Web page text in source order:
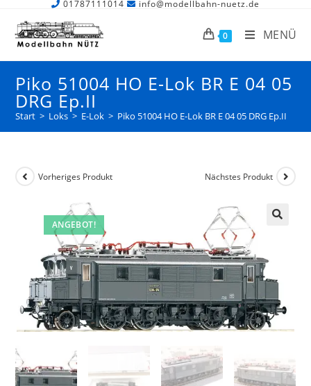
01787111014 info@modellbahn-nuetz.de
0 MENÜ
Piko 51004 HO E-Lok BR E 04 05
DRG Ep.II
Start > Loks > E-Lok > Piko 51004 HO E-Lok BR E 04 05 DRG Ep.II
ANGEBOT!
Vorheriges Produkt Nächstes Produkt